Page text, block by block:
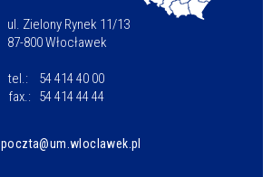
ul. Zielony Rynek 11/13
87-800 Włocławek
tel.:
54 414 40 00
fax.:
54 414 44 44
poczta@um.wloclawek.pl